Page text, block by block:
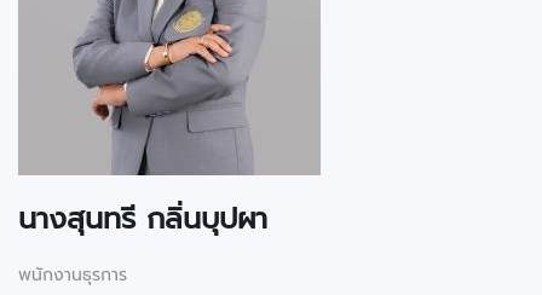
นางสุนทรี กลิ่นบุปผา
พนักงานธุรการ